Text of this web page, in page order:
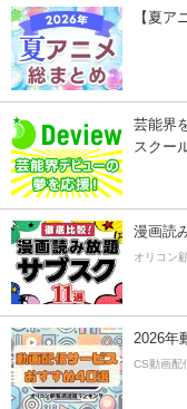
【夏ア
芸能界
スクー
漫画読
オリコン
2026年
CS動画配